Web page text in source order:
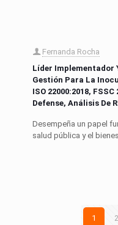
Fernanda Rocha
Líder Implementador
Gestión Para La
ISO 22000:2018,
Defense, Análisis De
Desempeña un papel
salud pública y el
1 2